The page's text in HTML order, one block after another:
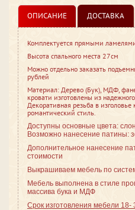
ОПИСАНИЕ ДОСТАВКА
Комплектуется прямыми
Высота спального места 27см
Можно отдельно заказать
рублей
Материал: Дерево (Бук), МДФ,
кровати изготовлены из
Декоративная резьба в
романтический стиль.
Доступны основные цвета:
Возможно нанесение патины:
Дополнительное нанесение
стоимости
Выкрашиваем мебель по
Мебель выполнена в стиле
массива бука и МДФ
Срок изготовления мебели 18-